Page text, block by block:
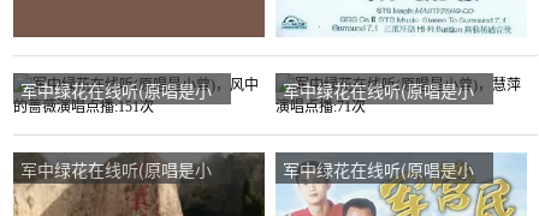
军中绿花在线听(原唱是小
曾)，风中的蔷薇演唱点
播:151次
军中绿花在线听(原唱是小
曾)，慧萍演唱点播:71次
军中绿花在线听(原唱是小
曾)，情小宇“刘氏家族”九江
军中绿花在线听(原唱是小
曾)，飞翔的翅膀（无币）